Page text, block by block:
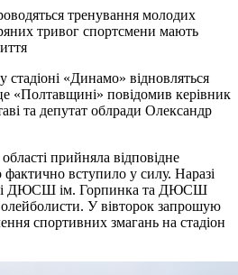
тренування молодих
тривог спортсмени мають
стадіоні «Динамо» відновляться
«Полтавщині» повідомив керівник
та депутат облради Олександр
прийняла відповідне
вступило у силу. Наразі
ДЮСШ ім. Горпинка та ДЮСШ
У вівторок запрошую
спортивних змагань на стадіон